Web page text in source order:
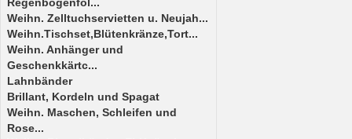
Weihn. Zelltuchservietten u. Neujah...
Weihn.Tischset,Blütenkränze,Tort...
Weihn. Anhänger und
Geschenkkärtc...
Lahnbänder
Brillant, Kordeln und Spagat
Weihn. Maschen, Schleifen und
Rose...